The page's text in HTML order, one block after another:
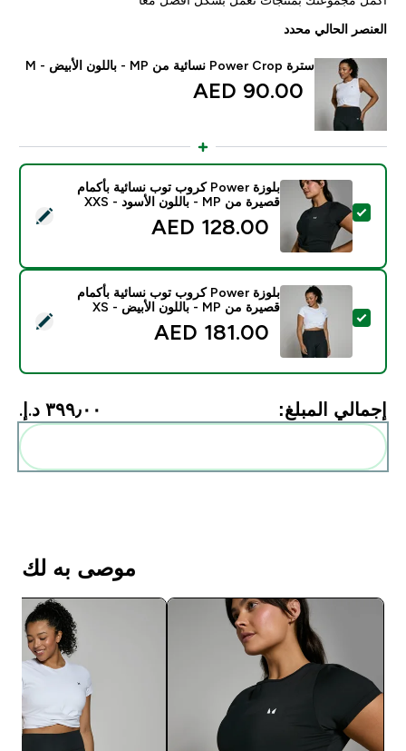
العنصر الحالي محدد
سترة Power Crop نسائية من MP - باللون الأبيض - M
90.00 AED‎
تحديد هذا المنتج - بلوزة Power كروب توب نسائية بأكمام قصيرة من MP - باللون الأسود - XXS
بلوزة Power كروب توب نسائية بأكمام
قصيرة من MP - باللون الأسود - XXS
128.00 AED‎
تحديد هذا المنتج - بلوزة Power كروب توب نسائية بأكمام قصيرة من MP - باللون الأبيض - XS
بلوزة Power كروب توب نسائية بأكمام
قصيرة من MP - باللون الأبيض - XS
181.00 AED‎
إجمالي المبلغ: ٣٩٩٫٠٠ د.إ.‏‎
موصى به لك